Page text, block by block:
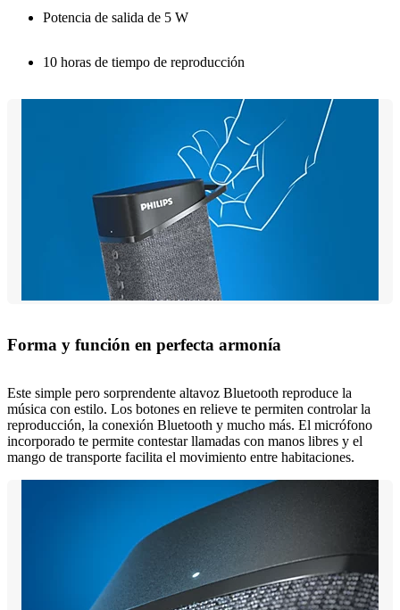
Potencia de salida de 5 W
10 horas de tiempo de reproducción
Forma y función en perfecta armonía
Este simple pero sorprendente altavoz Bluetooth reproduce la
música con estilo. Los botones en relieve te permiten controlar la
reproducción, la conexión Bluetooth y mucho más. El micrófono
incorporado te permite contestar llamadas con manos libres y el
mango de transporte facilita el movimiento entre habitaciones.